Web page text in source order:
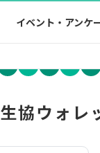
イベント・アンケ
生協ウォレ